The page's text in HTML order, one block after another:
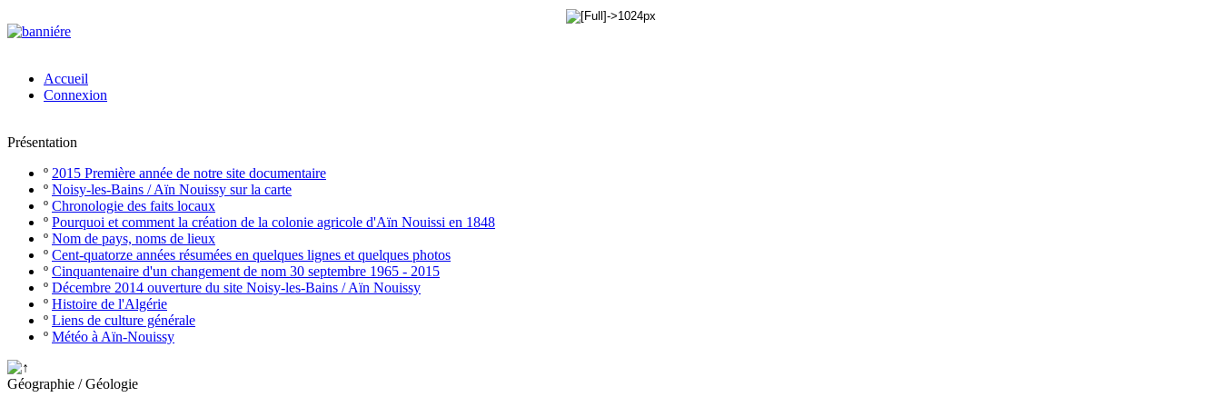
Accueil
Connexion
Présentation
º 2015 Première année de notre site documentaire
º Noisy-les-Bains / Aïn Nouissy sur la carte
º Chronologie des faits locaux
º Pourquoi et comment la création de la colonie agricole d'Aïn Nouissi en 1848
º Nom de pays, noms de lieux
º Cent-quatorze années résumées en quelques lignes et quelques photos
º Cinquantenaire d'un changement de nom 30 septembre 1965 - 2015
º Décembre 2014 ouverture du site Noisy-les-Bains / Aïn Nouissy
º Histoire de l'Algérie
º Liens de culture générale
º Météo à Aïn-Nouissy
Géographie / Géologie